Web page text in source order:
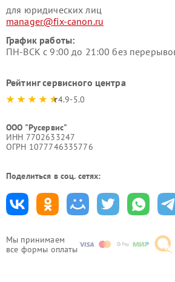
Мы принимаем
все формы оплаты
для юридических лиц
manager@fix-canon.ru
График работы:
ПН-ВСК с 9:00 до 21:00 без
Рейтинг сервисного центра
4.9-5.0
ООО "Русервис"
ИНН 7702633247
ОГРН 1077746335776
Поделиться в соц. сетях: